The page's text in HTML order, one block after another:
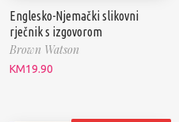
Englesko-Njemački slikovni
rječnik s izgovorom
Brown Watson
KM19.90